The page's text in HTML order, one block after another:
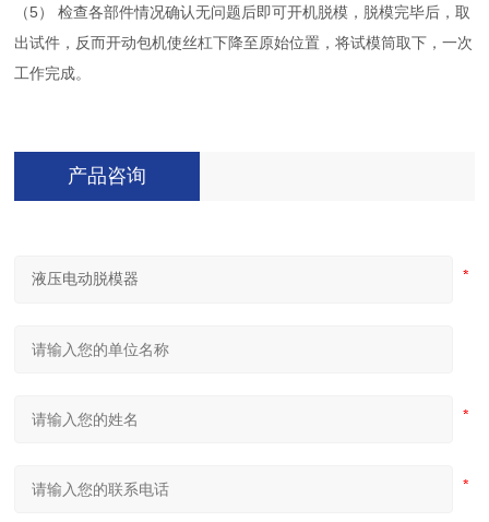
（5） 检查各部件情况确认无问题后即可开机脱模，脱模完毕后，取
出试件，反而开动包机使丝杠下降至原始位置，将试模筒取下，一次
工作完成。
产品咨询